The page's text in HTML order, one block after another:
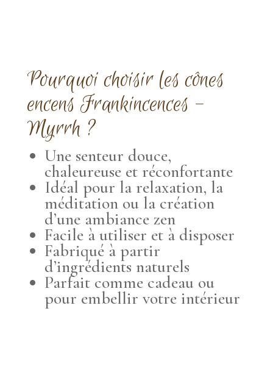
Pourquoi choisir les cônes
encens Frankincences -
Myrrh ?
Une senteur douce,
chaleureuse et réconfortante
Idéal pour la relaxation, la
méditation ou la création
d’une ambiance zen
Facile à utiliser et à disposer
Fabriqué à partir
d’ingrédients naturels
Parfait comme cadeau ou
pour embellir votre intérieur